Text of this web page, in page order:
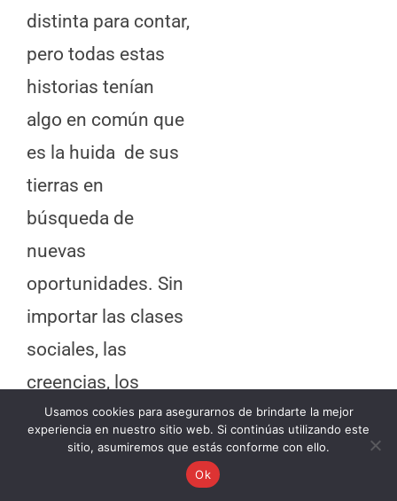
distinta para contar,
pero todas estas
historias tenían
algo en común que
es la huida de sus
tierras en
búsqueda de
nuevas
oportunidades. Sin
importar las clases
sociales, las
creencias, los
idiomas o las
costumbres, los
Usamos cookies para asegurarnos de brindarte la mejor
experiencia en nuestro sitio web. Si continúas utilizando este
sitio, asumiremos que estás conforme con ello.
Ok